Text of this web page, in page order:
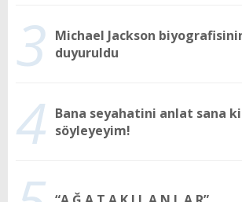
3 Michael Jackson
duyuruldu
4 Bana seyahatini anlat sana
söyleyeyim!